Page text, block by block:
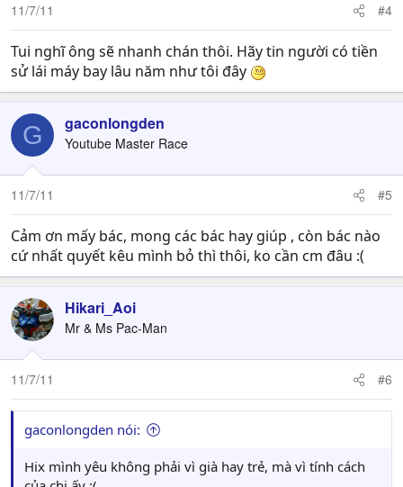
11/7/11 #4
Tui nghĩ ông sẽ nhanh chán thôi. Hãy tin người có tiền
sử lái máy bay lâu năm như tôi đây
G gaconlongden
Youtube Master Race
11/7/11 #5
Cảm ơn mấy bác, mong các bác hay giúp , còn bác nào
cứ nhất quyết kêu mình bỏ thì thôi, ko cần cm đâu :(
Hikari_Aoi
Mr & Ms Pac-Man
11/7/11 #6
gaconlongden nói:
Hix mình yêu không phải vì già hay trẻ, mà vì tính cách